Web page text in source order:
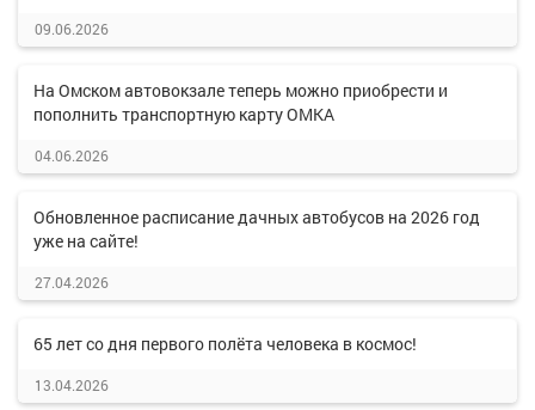
09.06.2026
На Омском автовокзале теперь можно приобрести и
пополнить транспортную карту ОМКА
04.06.2026
Обновленное расписание дачных автобусов на 2026 год
уже на сайте!
27.04.2026
65 лет со дня первого полёта человека в космос!
13.04.2026